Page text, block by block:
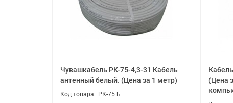
Макс. скорость беспроводного соединения -
Функциональность
Шифрование - WPA3
Количество LAN-портов - 3
Скорость портов - 1 Гбит/с
Чувашкабель РК-75-4,3-31 Кабель
антенный белый. (Цена за 1 метр)
РК-75 Б
(Цена